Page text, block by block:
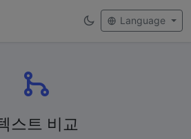
Language
스트 비교